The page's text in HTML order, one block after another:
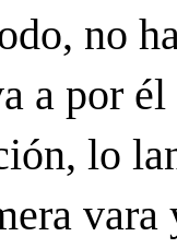
no
a por
lo
vara